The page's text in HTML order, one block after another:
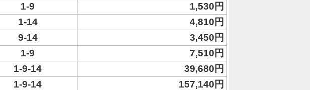
1-9
1,530円
1-14
4,810円
9-14
3,450円
1-9
7,510円
1-9-14
39,680円
1-9-14 157,140円